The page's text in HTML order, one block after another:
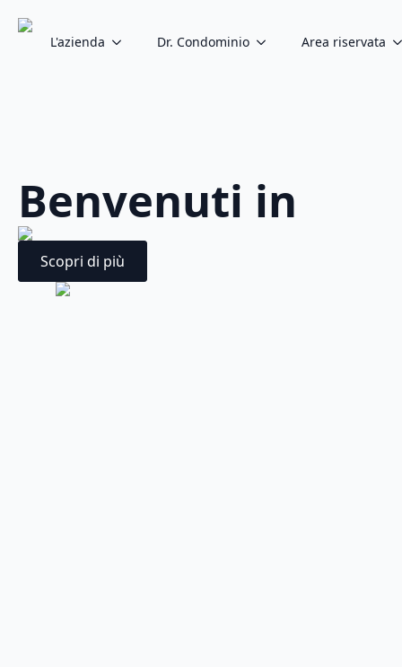
L'azienda Dr. Condominio Area riservata
Benvenuti in
Scopri di più